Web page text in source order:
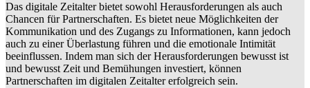
Das digitale Zeitalter bietet sowohl Herausforderungen als auch
Chancen für Partnerschaften. Es bietet neue Möglichkeiten der
Kommunikation und des Zugangs zu Informationen, kann jedoch
auch zu einer Überlastung führen und die emotionale Intimität
beeinflussen. Indem man sich der Herausforderungen bewusst ist
und bewusst Zeit und Bemühungen investiert, können
Partnerschaften im digitalen Zeitalter erfolgreich sein.